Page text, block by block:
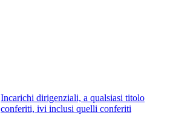
Incarichi dirigenziali, a qualsiasi titolo
conferiti, ivi inclusi quelli conferiti